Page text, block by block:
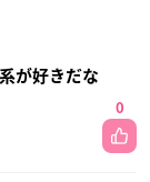
が好きだな
0